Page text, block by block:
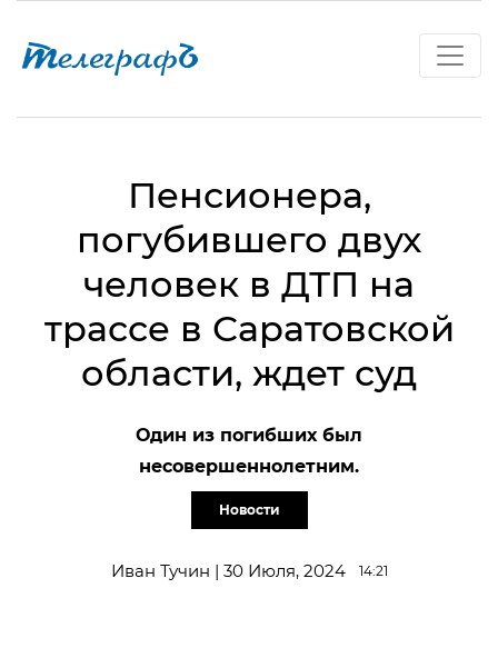
Пенсионера,
погубившего двух
человек в ДТП на
трассе в Саратовской
области, ждет суд
Один из погибших был
несовершеннолетним.
Новости
Иван Тучин | 30 Июля, 2024 14:21